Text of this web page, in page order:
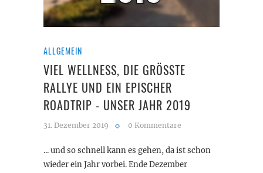
ALLGEMEIN
VIEL WELLNESS, DIE GRÖSSTE R
ALLYE UND EIN EPISCHER R
OADTRIP - UNSER JAHR 2019
31. Dezember 2019 0 Kommentare
... und so schnell kann es gehen, da ist schon
wieder ein Jahr vorbei. Ende Dezember